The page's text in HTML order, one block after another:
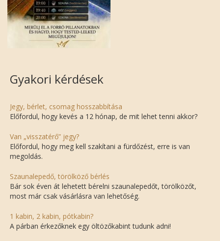
Gyakori kérdések
Jegy, bérlet, csomag hosszabbítása
Előfordul, hogy kevés a 12 hónap, de mit lehet tenni akkor?
Van „visszatérő” jegy?
Előfordul, hogy meg kell szakítani a fürdőzést, erre is van
megoldás.
Szaunalepedő, törölköző bérlés
Bár sok éven át lehetett bérelni szaunalepedőt, törölközőt,
most már csak vásárlásra van lehetőség.
1 kabin, 2 kabin, pótkabin?
A párban érkezőknek egy öltözőkabint tudunk adni!